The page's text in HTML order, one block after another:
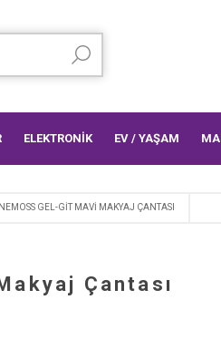
ELEKTRONİK EV / YAŞAM
GEL-GIT MAVI MAKYAJ ÇANTASI
Çantası